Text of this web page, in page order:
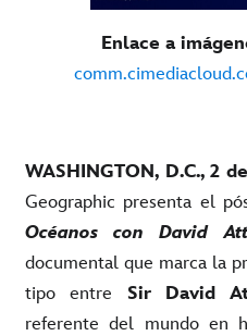
Enlace a
WASHINGTON, D.C., 2
Geographic presenta el
Océanos con David
documental que marca la
tipo entre Sir David
referente del mundo en